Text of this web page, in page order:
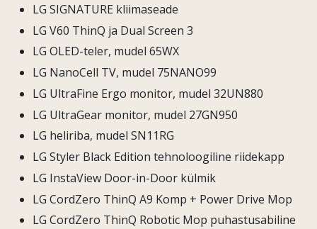
LG SIGNATURE kliimaseade
LG V60 ThinQ ja Dual Screen 3
LG OLED-teler, mudel 65WX
LG NanoCell TV, mudel 75NANO99
LG UltraFine Ergo monitor, mudel 32UN880
LG UltraGear monitor, mudel 27GN950
LG heliriba, mudel SN11RG
LG Styler Black Edition tehnoloogiline riidekapp
LG InstaView Door-in-Door külmik
LG CordZero ThinQ A9 Komp + Power Drive Mop
LG CordZero ThinQ Robotic Mop puhastusabiline